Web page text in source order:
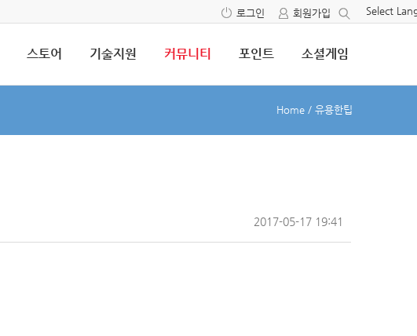
Select
로그인 회원가입
스토어 기술지원 커뮤니티 포인트 소셜게임
Home / 유용한팁
2017-05-17 19:41